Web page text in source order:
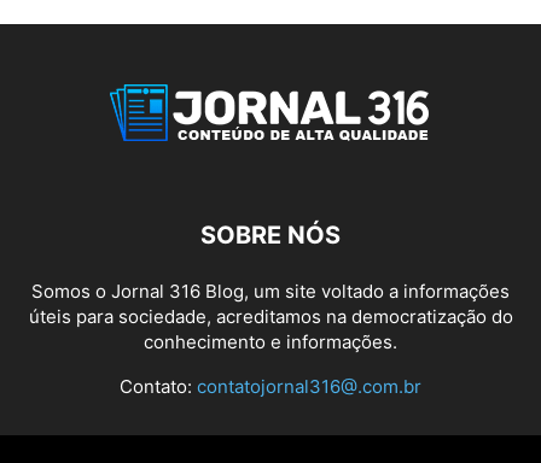
SOBRE NÓS
Somos o Jornal 316 Blog, um site voltado a informações
úteis para sociedade, acreditamos na democratização do
conhecimento e informações.
Contato: contatojornal316@.com.br